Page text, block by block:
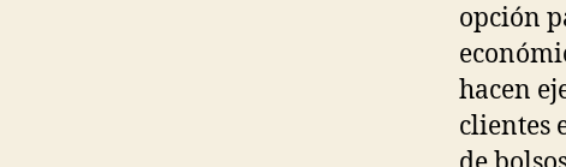
opción
hacen
clientes